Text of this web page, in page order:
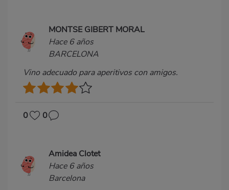
MONTSE GIBERT MORAL
Hace 6 años
BARCELONA
Vino adecuado para aperitivos con amigos.
0 0
Amidea Clotet
Hace 6 años
Barcelona